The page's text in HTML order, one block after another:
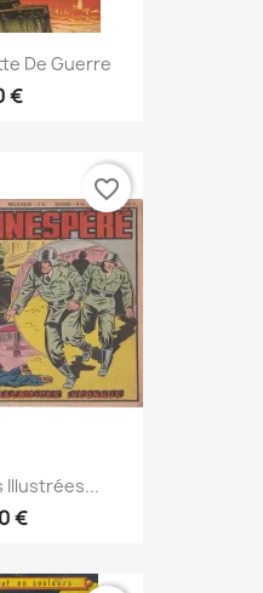
De Guerre
€
Illustrées...
€
favorite_border